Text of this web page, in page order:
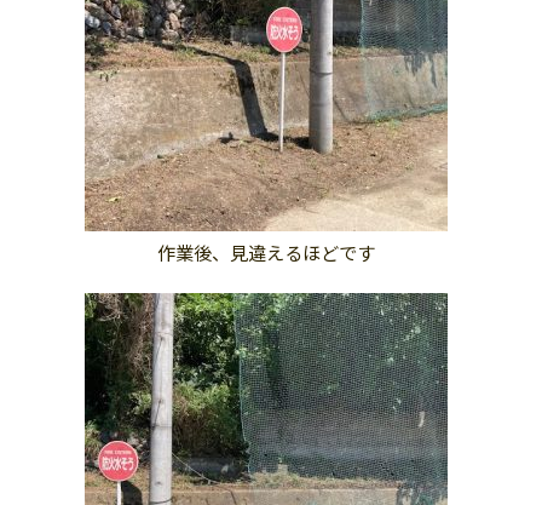
作業後、見違えるほどです